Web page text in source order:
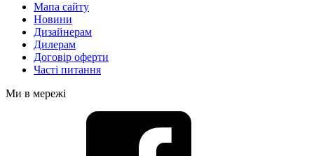
Мапа сайту
Новини
Дизайнерам
Дилерам
Договір оферти
Часті питання
Ми в мережі